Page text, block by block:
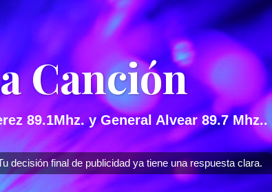
Canción
89.1Mhz. y General Alvear 89.7 Mhz..
decisión final de publicidad ya tiene una respuesta clara.